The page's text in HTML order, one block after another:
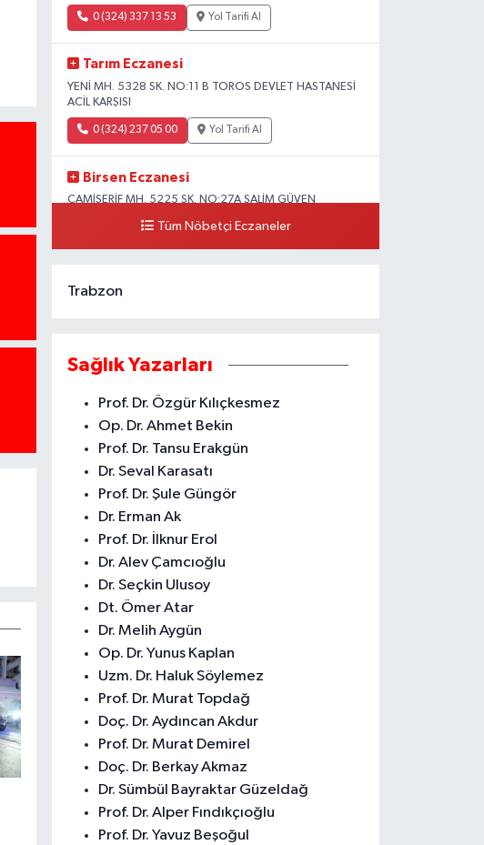
0 (324) 337 13 53 Yol Tarifi Al
Tarım Eczanesi
YENİ MH. 5328 SK. NO:11 B TOROS DEVLET HASTANESİ
ACİL KARŞISI
0 (324) 237 05 00 Yol Tarifi Al
Birsen Eczanesi
CAMİŞERİF MH. 5225 SK. NO:27A SALİM GÜVEN
Tüm Nöbetçi Eczaneler
Trabzon
Sağlık Yazarları
Prof. Dr. Özgür Kılıçkesmez
Op. Dr. Ahmet Bekin
Prof. Dr. Tansu Erakgün
Dr. Seval Karasatı
Prof. Dr. Şule Güngör
Dr. Erman Ak
Prof. Dr. İlknur Erol
Dr. Alev Çamcıoğlu
Dr. Seçkin Ulusoy
Dt. Ömer Atar
Dr. Melih Aygün
Op. Dr. Yunus Kaplan
Uzm. Dr. Haluk Söylemez
Prof. Dr. Murat Topdağ
Doç. Dr. Aydıncan Akdur
Prof. Dr. Murat Demirel
Doç. Dr. Berkay Akmaz
Dr. Sümbül Bayraktar Güzeldağ
Prof. Dr. Alper Fındıkçıoğlu
Prof. Dr. Yavuz Beşoğul